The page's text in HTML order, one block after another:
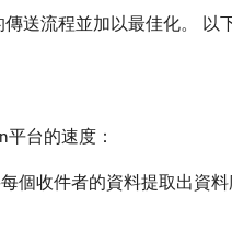
流程並加以最佳化。 以
台的速度：
個收件者的資料提取出資